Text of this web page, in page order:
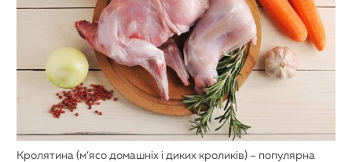
Кролятина (м’ясо домашніх і диких кроликів) – популярна